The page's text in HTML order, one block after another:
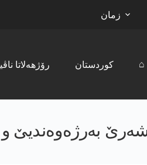
زمان
رۆژھەلاتا کوردستان ⌂
بەرژەوەندیێ و